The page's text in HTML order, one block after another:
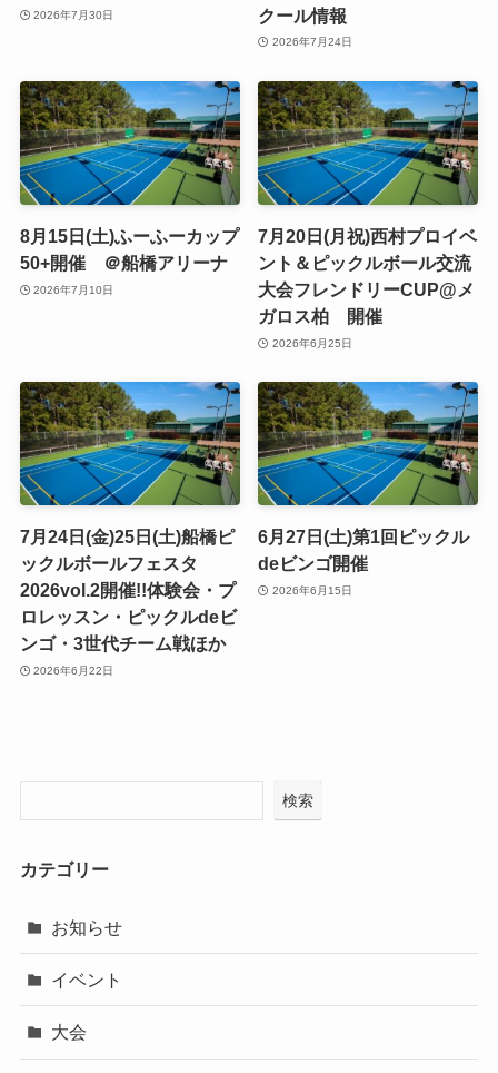
2026年7月30日
クール情報
2026年7月24日
8月15日(土)ふーふーカップ
50+開催 ＠船橋アリーナ
2026年7月10日
7月20日(月祝)西村プロイベ
ント＆ピックルボール交流
大会フレンドリーCUP@メ
ガロス柏 開催
2026年6月25日
7月24日(金)25日(土)船橋ピ
ックルボールフェスタ
2026vol.2開催!!体験会・プ
ロレッスン・ピックルdeビ
ンゴ・3世代チーム戦ほか
2026年6月22日
6月27日(土)第1回ピックル
deビンゴ開催
2026年6月15日
検索
カテゴリー
お知らせ
イベント
大会